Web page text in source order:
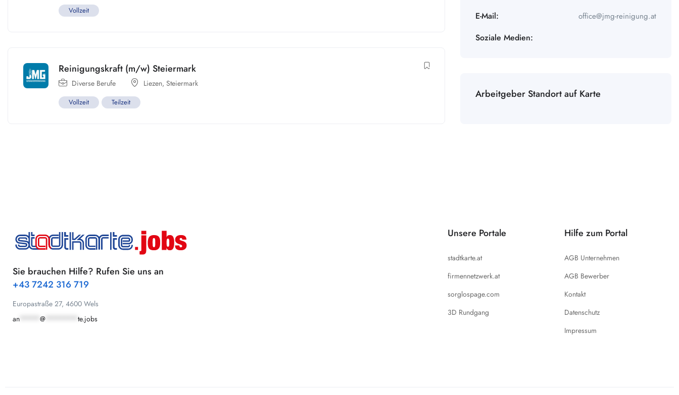
Vollzeit
Reinigungskraft (m/w) Steiermark
Diverse Berufe Liezen, Steiermark
Vollzeit Teilzeit
E-Mail: office@jmg-reinigung.at
Soziale Medien:
Arbeitgeber Standort auf Karte
Sie brauchen Hilfe? Rufen Sie uns an
+43 7242 316 719
Europastraße 27, 4600 Wels
an
@ te.jobs
Unsere Portale
stadtkarte.at
firmennetzwerk.at
sorglospage.com
3D Rundgang
Hilfe zum Portal
AGB Unternehmen
AGB Bewerber
Kontakt
Datenschutz
Impressum